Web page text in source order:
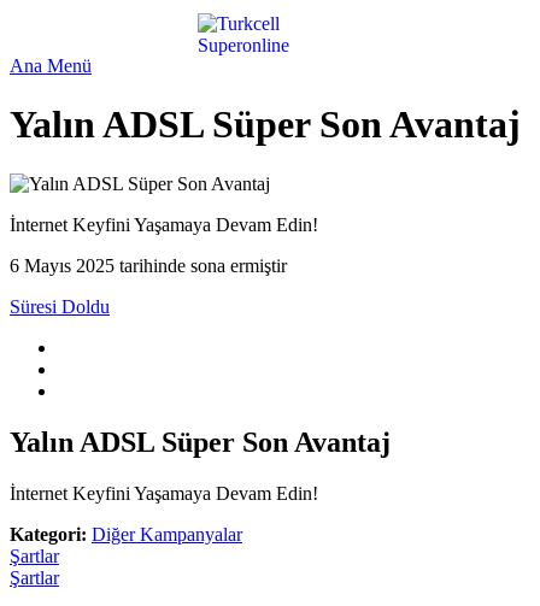
Ana Menü
Yalın ADSL Süper Son Avantaj
İnternet Keyfini Yaşamaya Devam Edin!
6 Mayıs 2025 tarihinde sona ermiştir
Süresi Doldu
Yalın ADSL Süper Son Avantaj
İnternet Keyfini Yaşamaya Devam Edin!
Kategori: Diğer Kampanyalar
Şartlar
Şartlar